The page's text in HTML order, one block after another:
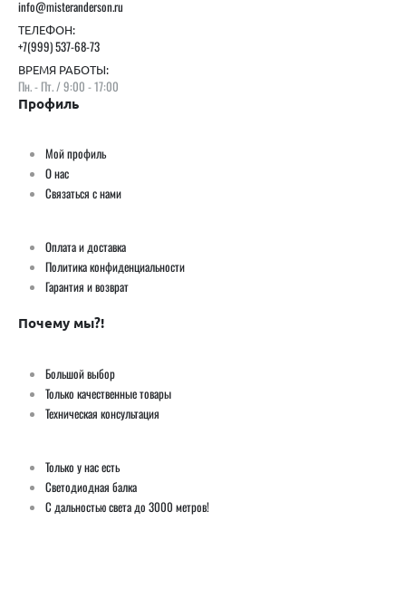
info@misteranderson.ru
ТЕЛЕФОН:
+7(999) 537-68-73
ВРЕМЯ РАБОТЫ:
Пн. - Пт. / 9:00 - 17:00
Профиль
Мой профиль
О нас
Связаться с нами
Оплата и доставка
Политика конфиденциальности
Гарантия и возврат
Почему мы?!
Большой выбор
Только качественные товары
Техническая консультация
Только у нас есть
Светодиодная балка
С дальностью света до 3000 метров!